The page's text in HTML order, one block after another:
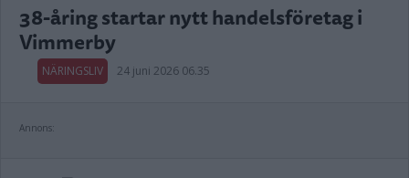
38-åring startar nytt handelsföretag i
Vimmerby
NÄRINGSLIV 24 juni 2026 06.35
Annons: